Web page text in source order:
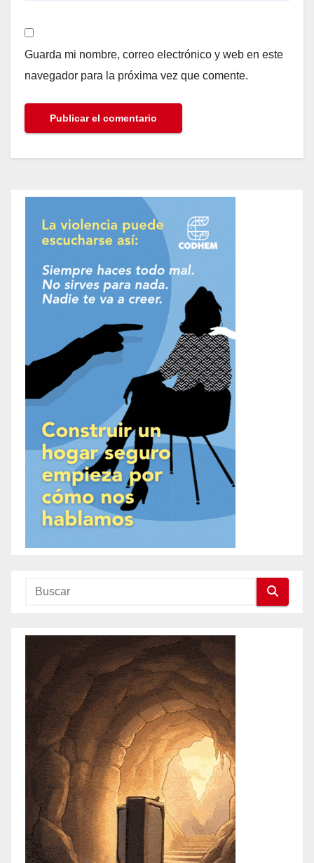
Guarda mi nombre, correo electrónico y web en este
navegador para la próxima vez que comente.